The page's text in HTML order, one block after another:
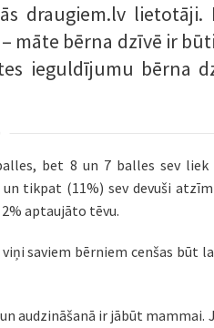
draugiem.lv
māte bērna dzīvē ir
ieguldījumu bērna
bet 8 un 7 balles sev
tikpat (11%) sev devuši
aptaujāto tēvu.
saviem bērniem cenšas būt
audzināšanā ir jābūt mammai.